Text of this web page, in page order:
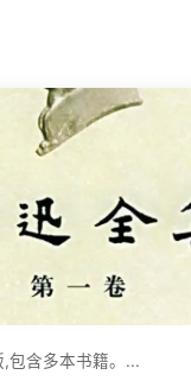
包含多本书籍。...